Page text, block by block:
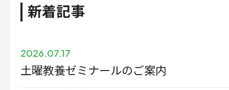
新着記事
2026.07.17
土曜教養ゼミナールのご案内